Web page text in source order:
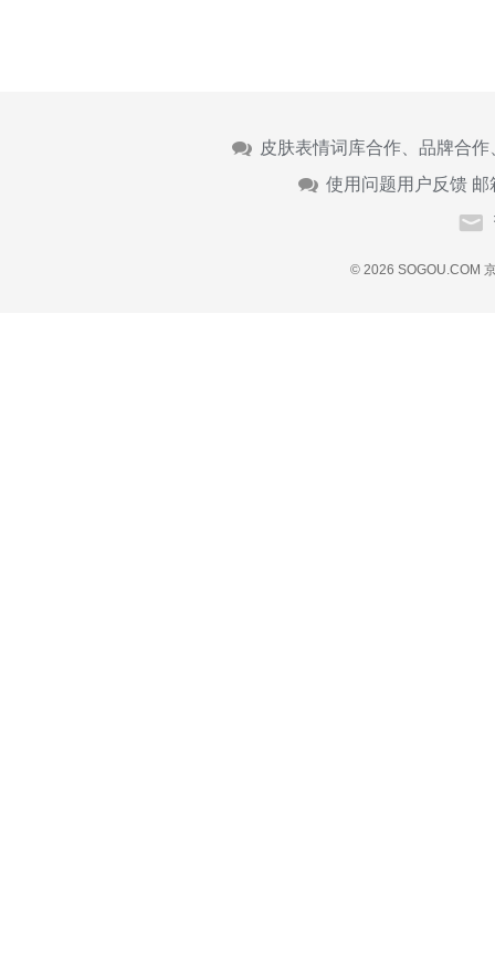
皮肤表情词库合作、品牌合
使用问题用户反馈 邮
© 2026 SOGOU.COM